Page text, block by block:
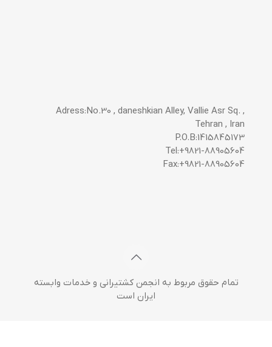
Adress:No.30 , daneshkian Alley, Vallie Asr Sq. ,
Tehran , Iran
P.O.B:1415845173
Tel:+9821-88905604
Fax:+9821-88905604
تمام حقوق مربوط به انجمن کشتیرانی و خدمات وابسته
ایران است